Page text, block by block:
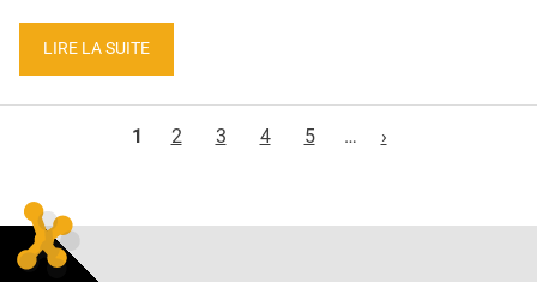
LIRE LA SUITE
1
2 3 4 5 … ›